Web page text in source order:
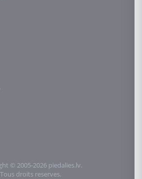
© 2005-2026 piedalies.lv.
Tous droits reserves.